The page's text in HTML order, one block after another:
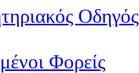
Οδηγός
Φορείς